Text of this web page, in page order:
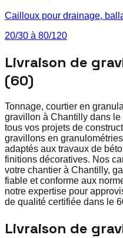
Cailloux pour drainage,
20/30 à 80/120
Livraison de
(60)
Tonnage, courtier en
gravillon à Chantilly dans
tous vos projets de
gravillons en
adaptés aux travaux de
finitions décoratives. Nos
votre chantier à Chantilly,
fiable et conforme aux
notre expertise pour
de qualité certifiée dans le
Livraison de